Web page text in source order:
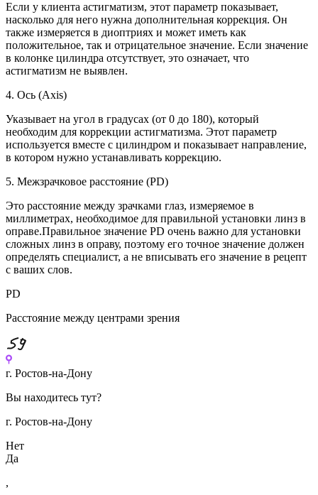
Если у клиента астигматизм, этот параметр показывает,
насколько для него нужна дополнительная коррекция. Он
также измеряется в диоптриях и может иметь как
положительное, так и отрицательное значение. Если значение
в колонке цилиндра отсутствует, это означает, что
астигматизм не выявлен.
4. Ось (Axis)
Указывает на угол в градусах (от 0 до 180), который
необходим для коррекции астигматизма. Этот параметр
используется вместе с цилиндром и показывает направление,
в котором нужно устанавливать коррекцию.
5. Межзрачковое расстояние (PD)
Это расстояние между зрачками глаз, измеряемое в
миллиметрах, необходимое для правильной установки линз в
оправе.Правильное значение PD очень важно для установки
сложных линз в оправу, поэтому его точное значение должен
определять специалист, а не вписывать его значение в рецепт
с ваших слов.
PD
Расстояние между центрами зрения
Перейти
к
г. Ростов-на-Дону
Вы находитесь тут?
г. Ростов-на-Дону
Нет
Да
,